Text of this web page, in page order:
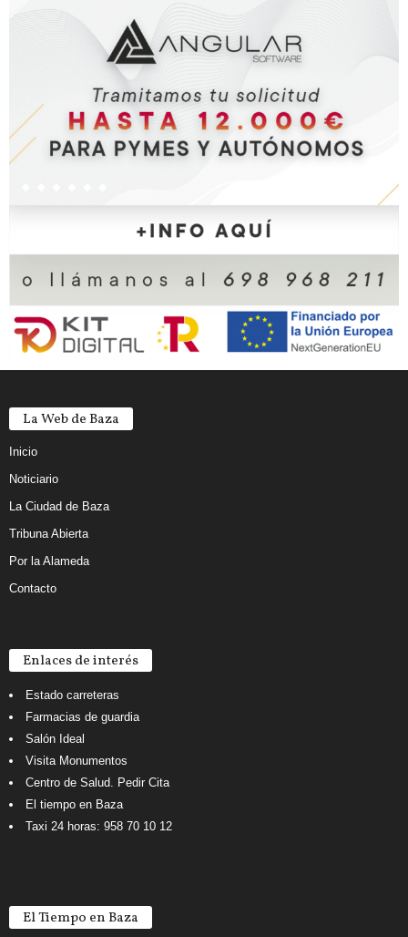
La Web de Baza
Inicio
Noticiario
La Ciudad de Baza
Tribuna Abierta
Por la Alameda
Contacto
Enlaces de interés
Estado carreteras
Farmacias de guardia
Salón Ideal
Visita Monumentos
Centro de Salud. Pedir Cita
El tiempo en Baza
Taxi 24 horas: 958 70 10 12
El Tiempo en Baza